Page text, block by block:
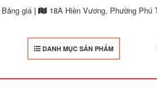
Bảng giá| 18A Hiền Vương, Phường Phú
DANH MỤC SẢN PHẨM